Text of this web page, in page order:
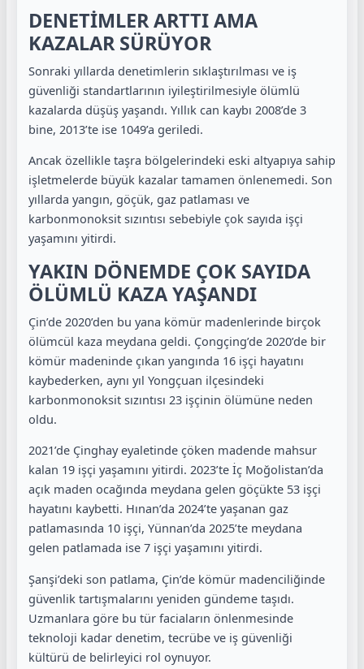
DENETİMLER ARTTI AMA
KAZALAR SÜRÜYOR
Sonraki yıllarda denetimlerin sıklaştırılması ve iş
güvenliği standartlarının iyileştirilmesiyle ölümlü
kazalarda düşüş yaşandı. Yıllık can kaybı 2008’de 3
bine, 2013’te ise 1049’a geriledi.
Ancak özellikle taşra bölgelerindeki eski altyapıya sahip
işletmelerde büyük kazalar tamamen önlenemedi. Son
yıllarda yangın, göçük, gaz patlaması ve
karbonmonoksit sızıntısı sebebiyle çok sayıda işçi
yaşamını yitirdi.
YAKIN DÖNEMDE ÇOK SAYIDA
ÖLÜMLÜ KAZA YAŞANDI
Çin’de 2020’den bu yana kömür madenlerinde birçok
ölümcül kaza meydana geldi. Çongçing’de 2020’de bir
kömür madeninde çıkan yangında 16 işçi hayatını
kaybederken, aynı yıl Yongçuan ilçesindeki
karbonmonoksit sızıntısı 23 işçinin ölümüne neden
oldu.
2021’de Çinghay eyaletinde çöken madende mahsur
kalan 19 işçi yaşamını yitirdi. 2023’te İç Moğolistan’da
açık maden ocağında meydana gelen göçükte 53 işçi
hayatını kaybetti. Hınan’da 2024’te yaşanan gaz
patlamasında 10 işçi, Yünnan’da 2025’te meydana
gelen patlamada ise 7 işçi yaşamını yitirdi.
Şanşi’deki son patlama, Çin’de kömür madenciliğinde
güvenlik tartışmalarını yeniden gündeme taşıdı.
Uzmanlara göre bu tür faciaların önlenmesinde
teknoloji kadar denetim, tecrübe ve iş güvenliği
kültürü de belirleyici rol oynuyor.